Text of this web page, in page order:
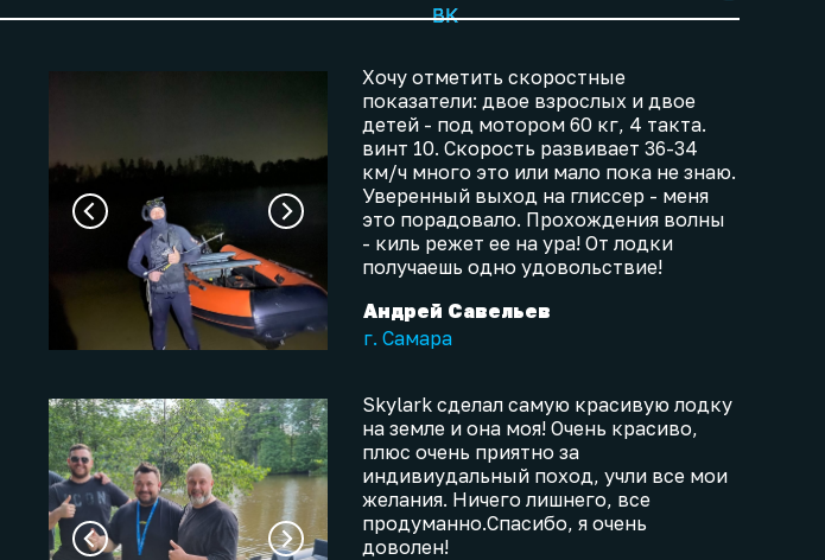
ВК
ВК
Хочу отметить скоростные
показатели: двое взрослых и двое
детей - под мотором 60 кг, 4 такта.
винт 10. Скорость развивает 36-34
км/ч много это или мало пока не знаю.
Уверенный выход на глиссер - меня
это порадовало. Прохождения волны
- киль режет ее на ура! От лодки
получаешь одно удовольствие!
Андрей Савельев
г. Самара
Skylark сделал самую красивую лодку
на земле и она моя! Очень красиво,
плюс очень приятно за
индивиудальный поход, учли все мои
желания. Ничего лишнего, все
продуманно.Спасибо, я очень
доволен!